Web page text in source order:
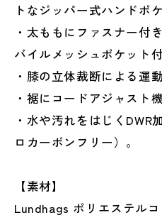
トなジッパー式ハンドポケ
・太ももにファスナー付
バイルメッシュポケット付
・膝の立体裁断による運
・裾にコードアジャスト
・水や汚れをはじくDWR
ロカーボンフリー）。
【素材】
Lundhags ポリエステル